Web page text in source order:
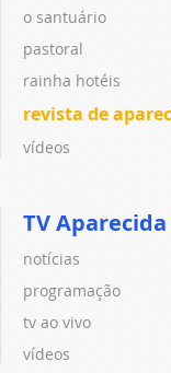
o santuário
pastoral
rainha hotéis
revista de
vídeos
TV Aparecida
notícias
programação
tv ao vivo
vídeos